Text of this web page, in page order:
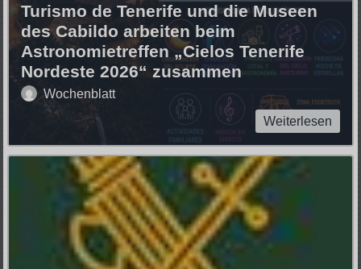
Turismo de Tenerife und die Museen
des Cabildo arbeiten beim
Astronomietreffen „Cielos Tenerife
Nordeste 2026“ zusammen
Wochenblatt
Weiterlesen